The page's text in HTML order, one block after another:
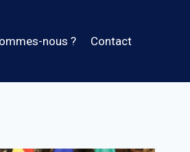
nous ? Contact